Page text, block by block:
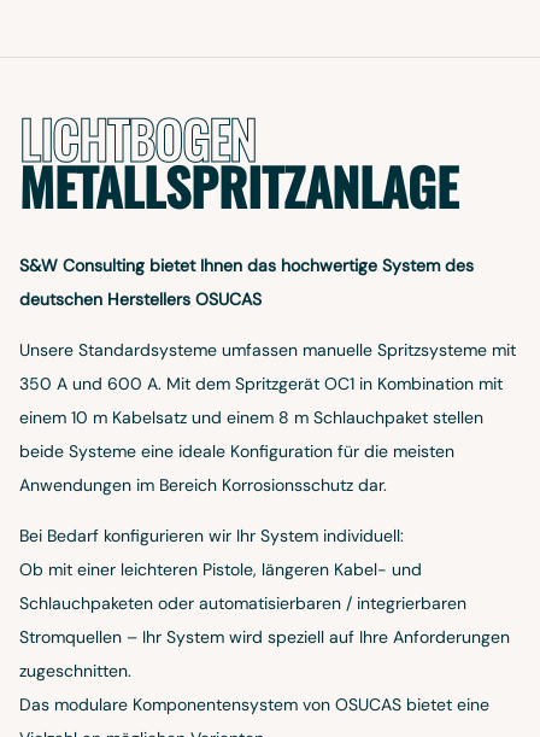
LICHTBOGEN
METALLSPRITZANLAGE
S&W Consulting bietet Ihnen das hochwertige System des
deutschen Herstellers OSUCAS
Unsere Standardsysteme umfassen manuelle Spritzsysteme mit
350 A und 600 A. Mit dem Spritzgerät OC1 in Kombination mit
einem 10 m Kabelsatz und einem 8 m Schlauchpaket stellen
beide Systeme eine ideale Konfiguration für die meisten
Anwendungen im Bereich Korrosionsschutz dar.
Bei Bedarf konfigurieren wir Ihr System individuell:
Ob mit einer leichteren Pistole, längeren Kabel- und
Schlauchpaketen oder automatisierbaren / integrierbaren
Stromquellen – Ihr System wird speziell auf Ihre Anforderungen
zugeschnitten.
Das modulare Komponentensystem von OSUCAS bietet eine